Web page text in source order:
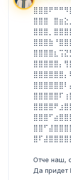
Отче наш,
Да придет